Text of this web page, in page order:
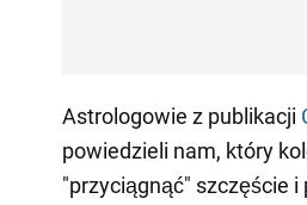
Astrologowie z publikacji
powiedzieli nam, który
"przyciągnąć" szczęście i